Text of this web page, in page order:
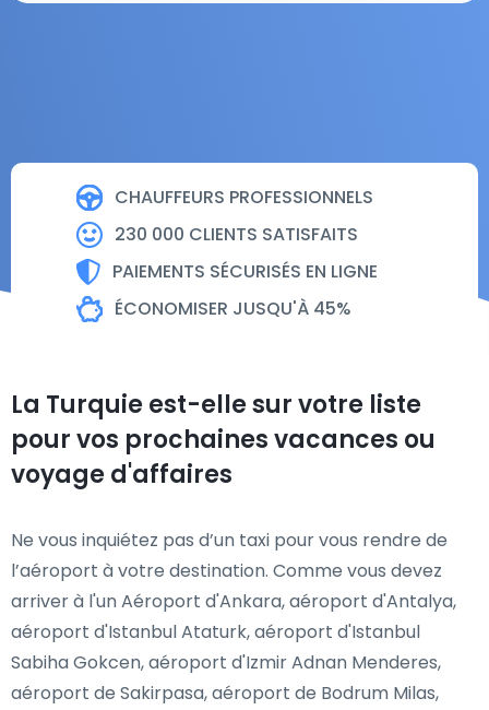
CHAUFFEURS PROFESSIONNELS
230 000 CLIENTS SATISFAITS
PAIEMENTS SÉCURISÉS EN LIGNE
ÉCONOMISER JUSQU'À 45%
La Turquie est-elle sur votre liste
pour vos prochaines vacances ou
voyage d'affaires
Ne vous inquiétez pas d’un taxi pour vous rendre de
l’aéroport à votre destination. Comme vous devez
arriver à l'un Aéroport d'Ankara, aéroport d'Antalya,
aéroport d'Istanbul Ataturk, aéroport d'Istanbul
Sabiha Gokcen, aéroport d'Izmir Adnan Menderes,
aéroport de Sakirpasa, aéroport de Bodrum Milas,